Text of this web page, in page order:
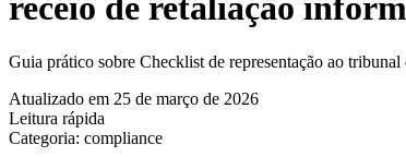
receio de retaliação
Guia prático sobre Checklist de representação ao
Atualizado em 25 de março de 2026
Leitura rápida
Categoria: compliance